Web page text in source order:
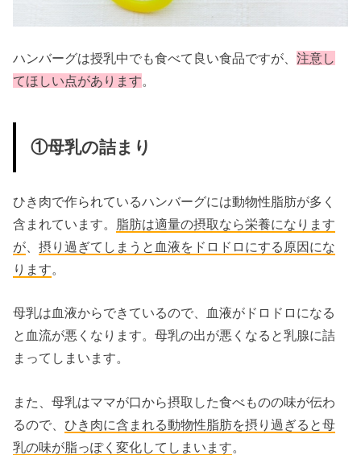
ハンバーグは授乳中でも食べて良い食品ですが、注意し
てほしい点があります。
①母乳の詰まり
ひき肉で作られているハンバーグには動物性脂肪が多く
含まれています。 脂肪は適量の摂取なら栄養になります
が 、摂り過ぎてしまうと血液をドロドロにする原因にな
ります。
母乳は血液からできているので、血液がドロドロになる
と血流が悪くなります。母乳の出が悪くなると乳腺に詰
まってしまいます。
また、母乳はママが口から摂取した食べものの味が伝わ
るので、 ひき肉に含まれる動物性脂肪を摂り過ぎると母
乳の味が脂っぽく変化してしまいます